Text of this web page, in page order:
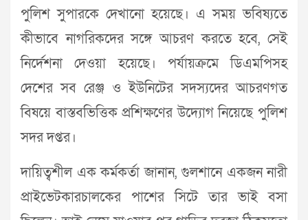
পুলিশ সুপারকে দেখানো হয়েছে। এ সময় ভবিষ্যতে
কীভাবে নাগরিকদের সঙ্গে আচরণ করতে হবে, সেই
নির্দেশনা দেওয়া হয়েছে। পর্যায়ক্রমে ডিএমপিসহ
দেশের সব রেঞ্জ ও ইউনিটের সদস্যদের আচরণগত
বিষয়ে বাস্তবভিত্তিক প্রশিক্ষণের উদ্যোগ নিয়েছে পুলিশ
সদর দপ্তর।
দায়িত্বশীল এক কর্মকর্তা জানান, গুলশানে একজন নারী
প্রাইভেটকারচালকের পাশের সিটে তার ভাই বসা